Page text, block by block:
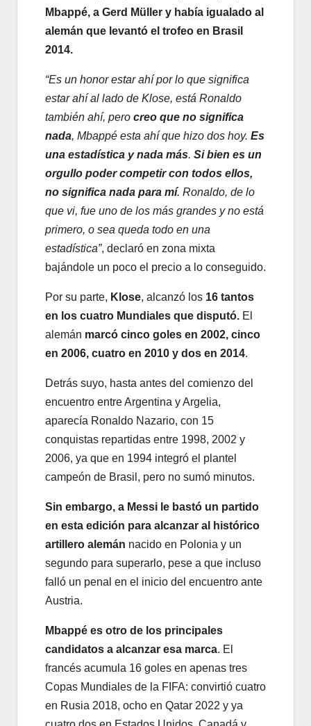
Mbappé, a Gerd Müller y había igualado al
alemán que levantó el trofeo en Brasil
2014.
“Es un honor estar ahí por lo que significa
estar ahí al lado de Klose, está Ronaldo
también ahí, pero creo que no significa
nada, Mbappé esta ahí que hizo dos hoy. Es
una estadística y nada más. Si bien es un
orgullo poder competir con todos ellos,
no significa nada para mí. Ronaldo, de lo
que vi, fue uno de los más grandes y no está
primero, o sea queda todo en una
estadística”, declaró en zona mixta
bajándole un poco el precio a lo conseguido.
Por su parte, Klose, alcanzó los 16 tantos
en los cuatro Mundiales que disputó. El
alemán marcó cinco goles en 2002, cinco
en 2006, cuatro en 2010 y dos en 2014.
Detrás suyo, hasta antes del comienzo del
encuentro entre Argentina y Argelia,
aparecía Ronaldo Nazario, con 15
conquistas repartidas entre 1998, 2002 y
2006, ya que en 1994 integró el plantel
campeón de Brasil, pero no sumó minutos.
Sin embargo, a Messi le bastó un partido
en esta edición para alcanzar al histórico
artillero alemán nacido en Polonia y un
segundo para superarlo, pese a que incluso
falló un penal en el inicio del encuentro ante
Austria.
Mbappé es otro de los principales
candidatos a alcanzar esa marca. El
francés acumula 16 goles en apenas tres
Copas Mundiales de la FIFA: convirtió cuatro
en Rusia 2018, ocho en Qatar 2022 y ya